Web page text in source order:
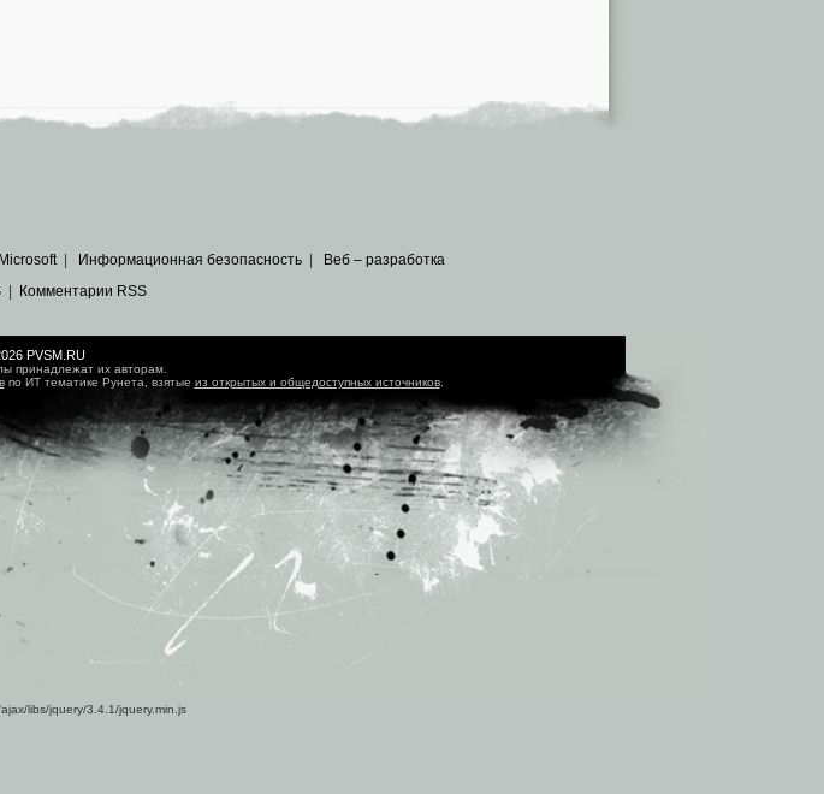
Microsoft| Информационная безопасность
Веб – разработка
| Комментарии RSS
PVSM.RU
принадлежат их авторам.
по ИТ тематике Рунета, взятые из открытых и общедоступных источников.
libs/jquery/3.4.1/jquery.min.js